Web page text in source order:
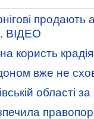
продають
ВІДЕО
користь
вже не
області